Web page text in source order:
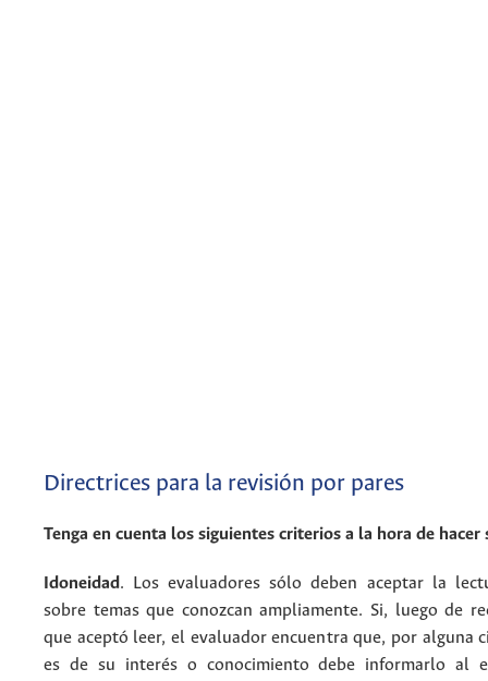
Directrices para la revisión por pares
Tenga en cuenta los siguientes criterios a la hora de
Idoneidad. Los evaluadores sólo deben aceptar la
sobre temas que conozcan ampliamente. Si, luego de
que aceptó leer, el evaluador encuentra que, por alguna
es de su interés o conocimiento debe informarlo al